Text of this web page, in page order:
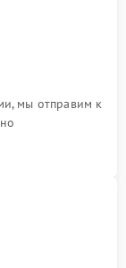
мы отправим к